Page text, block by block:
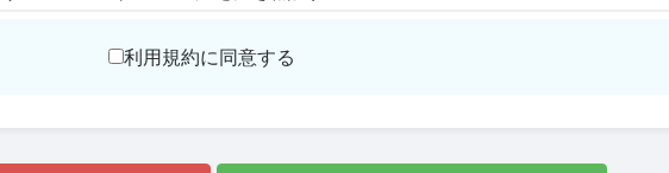
利用規約に同意する